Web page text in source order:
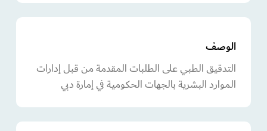
الوصف
التدقيق الطبي على الطلبات المقدمة من قبل إدارات
الموارد البشرية بالجهات الحكومية في إمارة دبي